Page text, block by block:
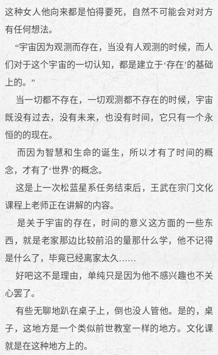
这种女人他向来都是怕得要死，自然不可能会对对方
有任何想法。
“宇宙因为观测而存在，当没有人观测的时候，而人
们对于这个宇宙的一切认知，都是建立于‘存在’的基础
上的。”
当一切都不存在，一切观测都不存在的时候，宇宙
既没有过去，没有未来，也没有时间，它只有一个永
恒的的现在。
而因为智慧和生命的诞生，所以才有了时间的概
念，才有了‘世界’的概念。
这是上一次松蓝星系任务结束后，王武在宗门文化
课程上老师正在讲解的内容。
是关于宇宙的存在，时间的意义这方面的一些东
西，就是老家那边比较前沿的量那什么学，他不记得
是什么了，毕竟已经离家太久……
好吧这不是理由，单纯只是因为他不感兴趣也不关
心罢了。
有些无聊地趴在桌子上，倒也没人管他。是的，桌
子，这地方是一个类似前世教室一样的地方。文化课
就是在这种地方上的。